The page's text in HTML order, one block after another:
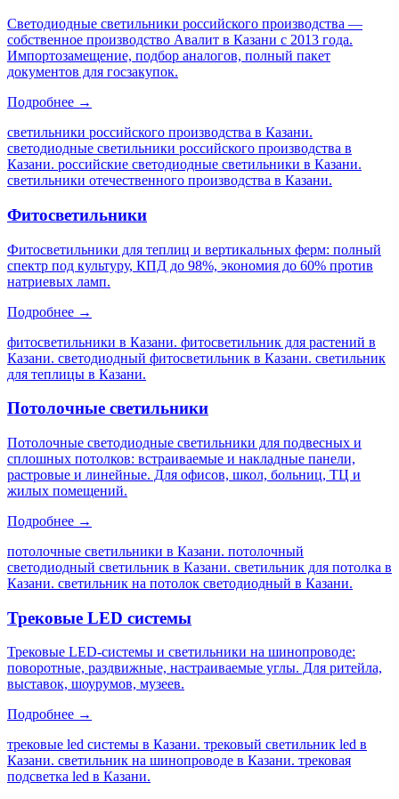
Светодиодные светильники российского производства —
собственное производство Авалит в Казани с 2013 года.
Импортозамещение, подбор аналогов, полный пакет
документов для госзакупок.
Подробнее →
светильники российского производства в Казани.
светодиодные светильники российского производства в
Казани. российские светодиодные светильники в Казани.
светильники отечественного производства в Казани.
Фитосветильники
Фитосветильники для теплиц и вертикальных ферм: полный
спектр под культуру, КПД до 98%, экономия до 60% против
натриевых ламп.
Подробнее →
фитосветильники в Казани. фитосветильник для растений в
Казани. светодиодный фитосветильник в Казани. светильник
для теплицы в Казани.
Потолочные светильники
Потолочные светодиодные светильники для подвесных и
сплошных потолков: встраиваемые и накладные панели,
растровые и линейные. Для офисов, школ, больниц, ТЦ и
жилых помещений.
Подробнее →
потолочные светильники в Казани. потолочный
светодиодный светильник в Казани. светильник для потолка в
Казани. светильник на потолок светодиодный в Казани.
Трековые LED системы
Трековые LED-системы и светильники на шинопроводе:
поворотные, раздвижные, настраиваемые углы. Для ритейла,
выставок, шоурумов, музеев.
Подробнее →
трековые led системы в Казани. трековый светильник led в
Казани. светильник на шинопроводе в Казани. трековая
подсветка led в Казани.